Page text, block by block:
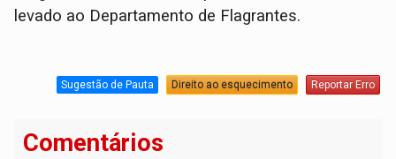
levado ao Departamento de Flagrantes.
Sugestão de Pauta Direito ao esquecimento Reportar Erro
Comentários